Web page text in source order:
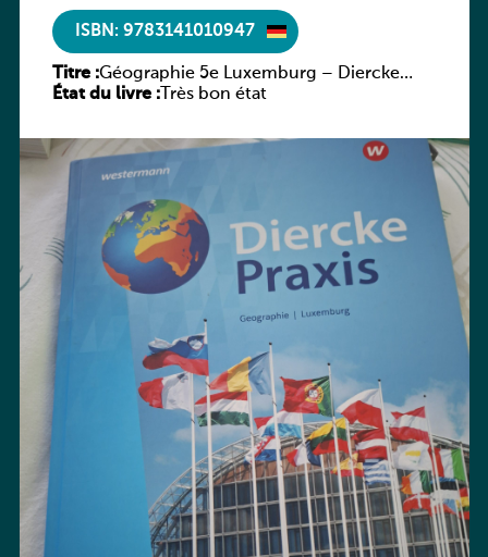
ISBN: 9783141010947
Titre :Géographie 5e Luxemburg – Diercke
Praxis
État du livre :Très bon état